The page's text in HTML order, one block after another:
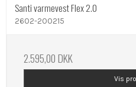
Santi varmevest Flex 2.0
2602-200215
2.595,00 DKK
Vis